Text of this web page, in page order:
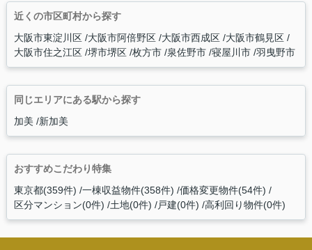
近くの市区町村から探す
大阪市東淀川区 大阪市阿倍野区 大阪市西成区 大阪市鶴見区
大阪市住之江区 堺市堺区 枚方市 泉佐野市 寝屋川市 羽曳野市
同じエリアにある駅から探す
加美 新加美
おすすめこだわり特集
東京都(359件) 一棟収益物件(358件) 価格変更物件(54件)
区分マンション(0件) 土地(0件) 戸建(0件) 高利回り物件(0件)